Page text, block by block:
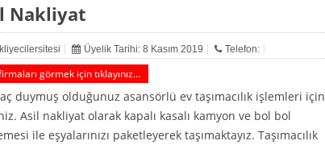
Nakliyat
Üyelik Tarihi: 8 Kasım 2019 Telefon:
görmek için tıklayınız...
duymuş olduğunuz asansörlü ev taşımacılık işlemleri için
Asil nakliyat olarak kapalı kasalı kamyon ve bol bol
ile eşyalarınızı paketleyerek taşımaktayız. Taşımacılık